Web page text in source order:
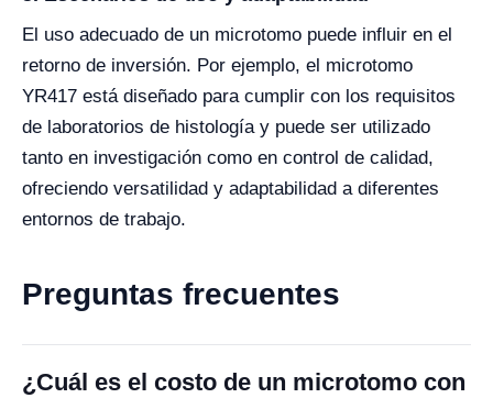
El uso adecuado de un microtomo puede influir en el
retorno de inversión. Por ejemplo, el microtomo
YR417 está diseñado para cumplir con los requisitos
de laboratorios de histología y puede ser utilizado
tanto en investigación como en control de calidad,
ofreciendo versatilidad y adaptabilidad a diferentes
entornos de trabajo.
Preguntas frecuentes
¿Cuál es el costo de un microtomo con